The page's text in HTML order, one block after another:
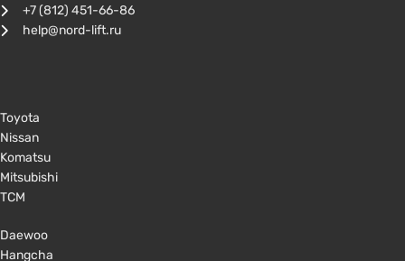
+7 (812) 451-66-86
help@nord-lift.ru
Toyota
Nissan
Komatsu
Mitsubishi
TCM
Daewoo
Hangcha